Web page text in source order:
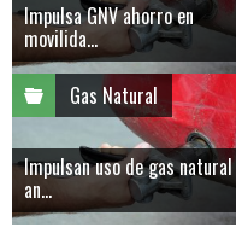
Impulsa GNV ahorro en
movilida...
Gas Natural
Impulsan uso de gas natural
an...